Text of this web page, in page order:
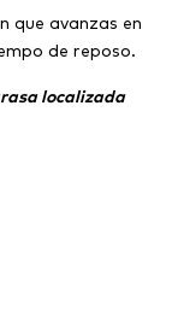
que avanzas en
de reposo.
localizada